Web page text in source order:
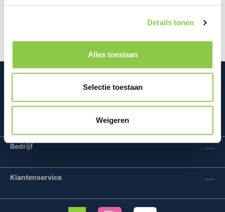
Details tonen
Alles toestaan
Selectie toestaan
Weigeren
scherm? Dit is verleden tijd met de BeHello Cleaning
Mconomy BV
Bedrijf
Klantenservice